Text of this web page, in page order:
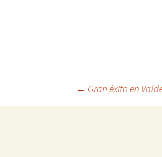
Navegación
← Gran éxito en